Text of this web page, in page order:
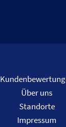
Über uns
Standorte
Impressum